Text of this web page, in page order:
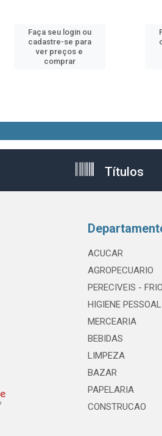
Faça seu login ou
cadastre-se para
ver preços e
comprar
Títulos
ACUCAR
AGROPECUARIO
PERECIVEIS -
HIGIENE PESSOAL
MERCEARIA
BEBIDAS
LIMPEZA
BAZAR
PAPELARIA
CONSTRUCAO